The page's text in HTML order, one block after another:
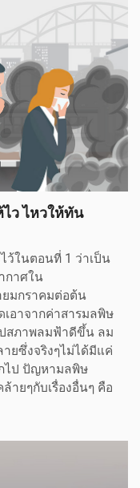
ไว ไหวให้ทัน
ว้ในตอนที่ 1 ว่าเป็น
กาศใน
ยมกราคมต่อต้น
อาจากค่าสารมลพิษ
ปสภาพลมฟ้าดีขึ้น ลม
ยซึ่งจริงๆไม่ได้มีแค่
กไป ปัญหามลพิษ
ายๆกับเรื่องอื่นๆ คือ